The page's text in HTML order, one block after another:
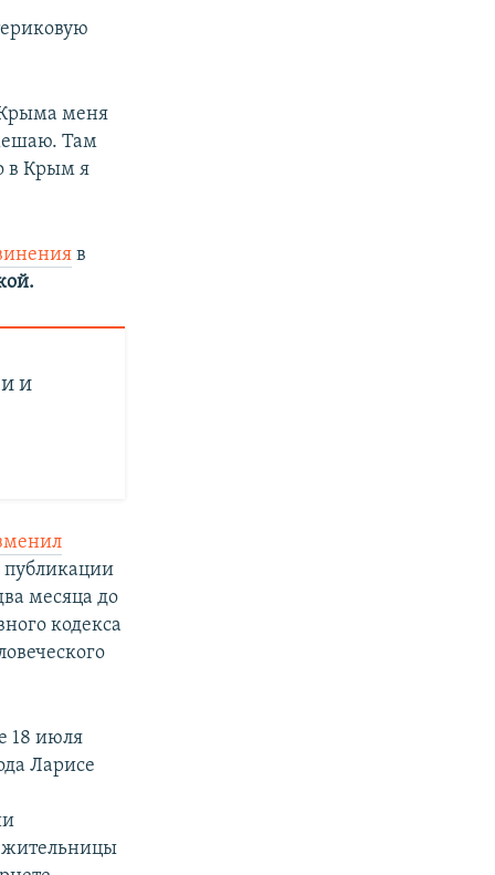
меня
Там
в Крым я
в
и
публикации
месяца до
кодекса
18 июля
Ларисе
жительницы